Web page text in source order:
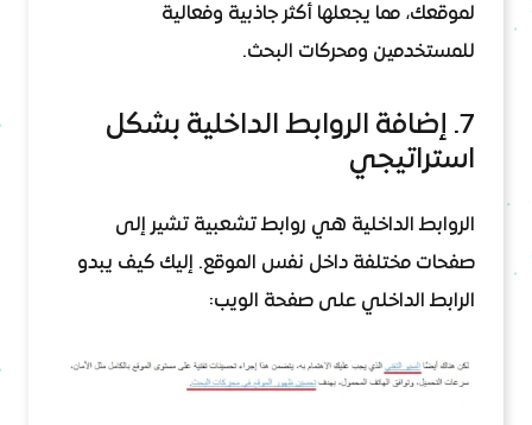
لموقعك، مما يجعلها أكثر جاذبية وفعالية
للمستخدمين ومحركات البحث.
7. إضافة الروابط الداخلية بشكل
استراتيجي
الروابط الداخلية هي روابط تشعبية تشير إلى
صفحات مختلفة داخل نفس الموقع. إليك كيف يبدو
الرابط الداخلي على صفحة الويب: